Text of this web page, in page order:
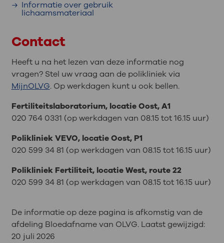
Informatie over gebruik
lichaamsmateriaal
Contact
Heeft u na het lezen van deze informatie nog
vragen? Stel uw vraag aan de polikliniek via
MijnOLVG. Op werkdagen kunt u ook bellen.
Fertiliteitslaboratorium, locatie Oost, A1
020 764 0331 (op werkdagen van 08.15 tot 16.15 uur)
Polikliniek VEVO, locatie Oost, P1
020 599 34 81 (op werkdagen van 08.15 tot 16.15 uur)
Polikliniek Fertiliteit, locatie West, route 22
020 599 34 81 (op werkdagen van 08.15 tot 16.15 uur)
De informatie op deze pagina is afkomstig van de
afdeling Bloedafname van OLVG. Laatst gewijzigd:
20 juli 2026